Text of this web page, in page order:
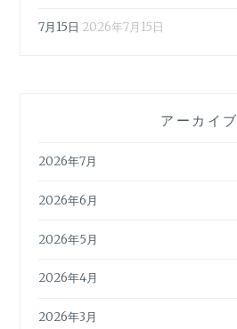
7月15日 2026年7月15日
アーカイブ
2026年7月
2026年6月
2026年5月
2026年4月
2026年3月